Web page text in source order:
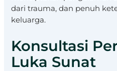
dari trauma, dan penuh
keluarga.
Konsultasi
Luka Sunat